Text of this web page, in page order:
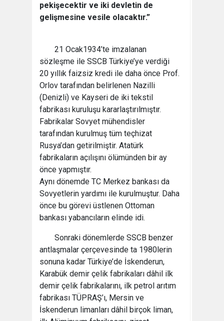
pekişecektir ve iki devletin de
gelişmesine vesile olacaktır.”
21 Ocak1934’te imzalanan
sözleşme ile SSCB Türkiye’ye verdiği
20 yıllık faizsiz kredi ile daha önce Prof.
Orlov tarafından belirlenen Nazilli
(Denizli) ve Kayseri de iki tekstil
fabrikası kuruluşu kararlaştırılmıştır.
Fabrikalar Sovyet mühendisler
tarafından kurulmuş tüm teçhizat
Rusya’dan getirilmiştir. Atatürk
fabrikaların açılışını ölümünden bir ay
önce yapmıştır.
Aynı dönemde TC Merkez bankası da
Sovyetlerin yardımı ile kurulmuştur. Daha
önce bu görevi üstlenen Ottoman
bankası yabancıların elinde idi.
Sonraki dönemlerde SSCB benzer
antlaşmalar çerçevesinde ta 1980lerin
sonuna kadar Türkiye’de İskenderun,
Karabük demir çelik fabrikaları dâhil ilk
demir çelik fabrikalarını, ilk petrol arıtım
fabrikası TÜPRAŞ’ı, Mersin ve
İskenderun limanları dâhil birçok liman,